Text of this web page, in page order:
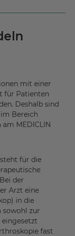
mit einer
für Patienten
Deshalb sind
Bereich
MEDICLIN
für die
der
Arzt eine
in die
sowohl zur
fast